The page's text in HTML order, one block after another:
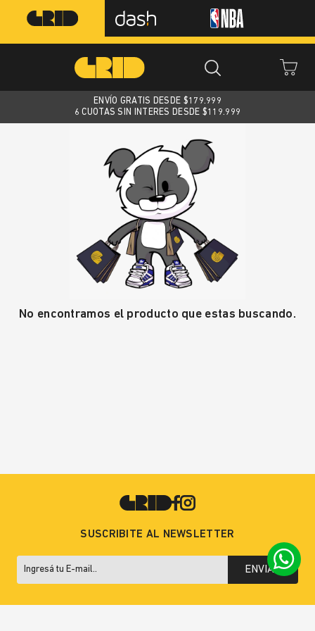
ENVÍO GRATIS DESDE $179.999
6 CUOTAS SIN INTERES DESDE $119.999
No encontramos el producto que estas buscando.
SUSCRIBITE AL NEWSLETTER
ENVIAR